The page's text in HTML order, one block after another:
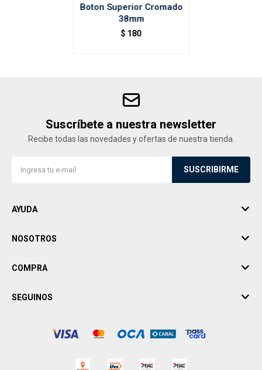
Boton Superior Cromado
38mm
$ 180
Suscríbete a nuestra newsletter
Recibe todas las novedades y ofertas de nuestra tienda.
SUSCRIBIRME
AYUDA
NOSOTROS
COMPRA
SEGUINOS